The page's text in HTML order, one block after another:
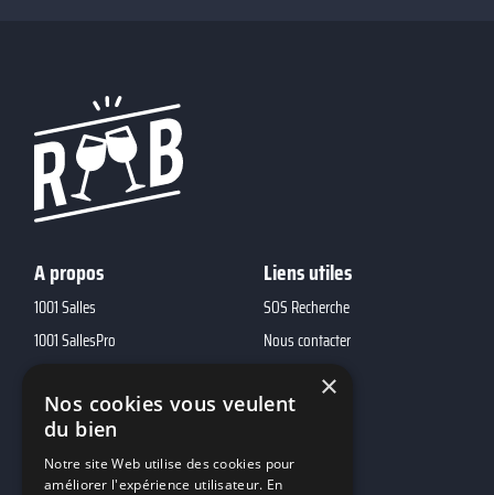
A propos
1001 Salles
1001 SallesPro
1001 DJ
10h01
MP2
Liens utiles
SOS Recherche
Nous contacter
×
Nos cookies vous veulent
du bien
Notre site Web utilise des cookies pour
améliorer l'expérience utilisateur. En